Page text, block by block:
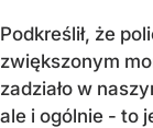
Podkreślił, że
zwiększonym
zadziało w
ale i ogólnie - to